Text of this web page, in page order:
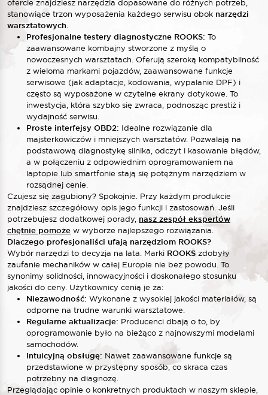
ofercie znajdziesz narzędzia dopasowane do różnych potrzeb,
stanowiące trzon wyposażenia każdego serwisu obok narzędzi
warsztatowych
Profesjonalne testery diagnostyczne ROOKS: To
zaawansowane kombajny stworzone z myślą o
nowoczesnych warsztatach. Oferują szeroką kompatybilność
z wieloma markami pojazdów, zaawansowane funkcje
serwisowe (jak adaptacje, kodowania, wypalanie DPF) i
często są wyposażone w czytelne ekrany dotykowe. To
inwestycja, która szybko się zwraca, podnosząc prestiż i
wydajność serwisu.
Proste interfejsy OBD2: Idealne rozwiązanie dla
majsterkowiczów i mniejszych warsztatów. Pozwalają na
podstawową diagnostykę silnika, odczyt i kasowanie błędów,
a w połączeniu z odpowiednim oprogramowaniem na
laptopie lub smartfonie stają się potężnym narzędziem w
rozsądnej cenie.
Czujesz się zagubiony? Spokojnie. Przy każdym produkcie
znajdziesz szczegółowy opis jego funkcji i zastosowań. Jeśli
potrzebujesz dodatkowej porady, nasz zespół ekspertów
chętnie pomoże w wyborze najlepszego rozwiązania.
Dlaczego profesjonaliści ufają narzędziom ROOKS?
Wybór narzędzi to decyzja na lata. Marki ROOKS zdobyły
zaufanie mechaników w całej Europie nie bez powodu. To
synonimy solidności, innowacyjności i doskonałego stosunku
jakości do ceny. Użytkownicy cenią je za:
Niezawodność: Wykonane z wysokiej jakości materiałów, są
odporne na trudne warunki warsztatowe.
Regularne aktualizacje: Producenci dbają o to, by
oprogramowanie było na bieżąco z najnowszymi modelami
samochodów.
Intuicyjną obsługę: Nawet zaawansowane funkcje są
przedstawione w przystępny sposób, co skraca czas
potrzebny na diagnozę.
Przeglądając opinie o konkretnych produktach w naszym sklepie,